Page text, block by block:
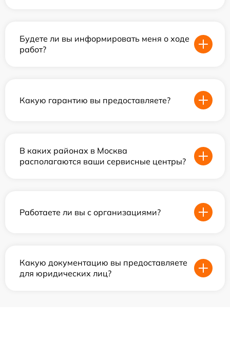
Будете ли вы информировать меня о ходе
работ?
Какую гарантию вы предоставляете?
В каких районах в Москва
располагаются ваши сервисные центры?
Работаете ли вы с организациями?
Какую документацию вы предоставляете
для юридических лиц?